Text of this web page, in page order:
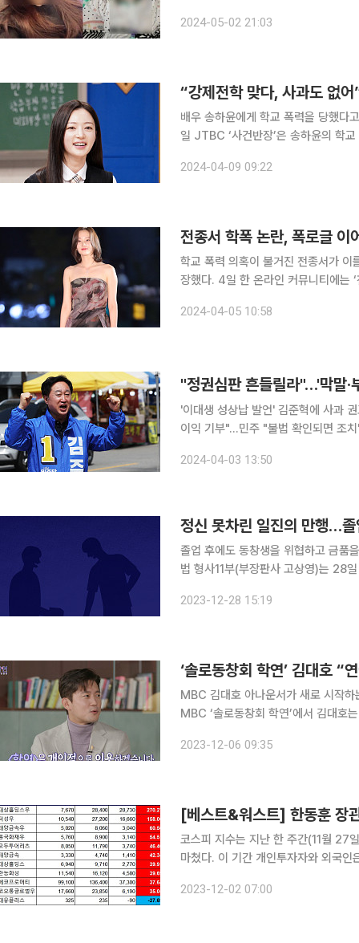
폭행해 다치게 한 혐의로 기소됐다.
2024-05-02 21:03
“강제전학 맞다, 사과도 없
배우 송하윤에게 학교 폭력을 당했다
일 JTBC ‘사건반장’은 송하윤의 학교
데 송하윤이 전학 오면서 상황이 바뀌
2024-04-09 09:22
전종서 학폭 논란, 폭로글 이
학교 폭력 의혹이 불거진 전종서가 이
장했다. 4일 한 온라인 커뮤니티에는 ‘전종서 중학교 동창입니다’라는 제목의 글이 올라왔다. 작성
어릴 적 꿈도 진심으로 응원해줬고 진
2024-04-05 10:58
"정권심판 흔들릴라"…'막말·
'이대생 성상납 발언' 김준혁에 사과
이익 기부"…민주 "불법 확인되면 조치" 더불어민주당이 22대 총선이 일주일 앞으로 다가온 3
있는 민감한 사안인 만큼 민주당은 논
2024-04-03 13:50
정신 못차린 일진의 만행…
졸업 후에도 동창생을 위협하고 금품을
법 형사11부(부장판사 고상영)는 28
부터 피해자들을 괴롭혀온 일진인 것
2023-12-28 15:19
‘솔로동창회 학연’ 김대호 “
MBC 김대호 아나운서가 새로 시작하는
MBC ‘솔로동창회 학연’에서 김대호
창시절 친구가 연인이 되는 솔로동창
2023-12-06 09:35
코스피 지수는 지난 한 주간(11월
마쳤다. 이 기간 개인투자자와 외국
래소에 따르면 한 주간 유가증권시장
2023-12-02 07:00